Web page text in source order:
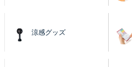
涼感グッズ